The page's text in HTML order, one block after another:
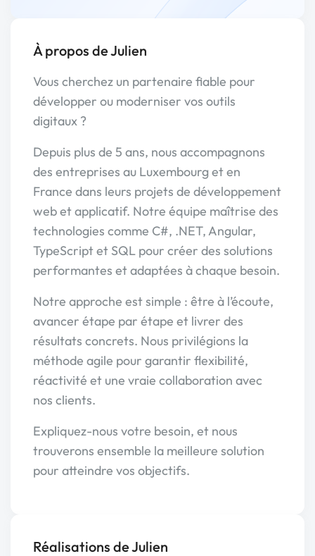
À propos de Julien
Vous cherchez un partenaire fiable pour
développer ou moderniser vos outils
digitaux ?
Depuis plus de 5 ans, nous accompagnons
des entreprises au Luxembourg et en
France dans leurs projets de développement
web et applicatif. Notre équipe maîtrise des
technologies comme C#, .NET, Angular,
TypeScript et SQL pour créer des solutions
performantes et adaptées à chaque besoin.
Notre approche est simple : être à l’écoute,
avancer étape par étape et livrer des
résultats concrets. Nous privilégions la
méthode agile pour garantir flexibilité,
réactivité et une vraie collaboration avec
nos clients.
Expliquez-nous votre besoin, et nous
trouverons ensemble la meilleure solution
pour atteindre vos objectifs.
Réalisations de Julien